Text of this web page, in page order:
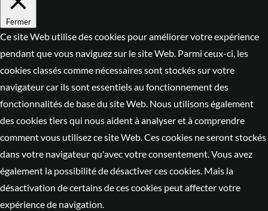
Fermer
Ce site Web utilise des cookies pour améliorer votre expérience
pendant que vous naviguez sur le site Web. Parmi ceux-ci, les
cookies classés comme nécessaires sont stockés sur votre
navigateur car ils sont essentiels au fonctionnement des
fonctionnalités de base du site Web. Nous utilisons également
des cookies tiers qui nous aident à analyser et à comprendre
comment vous utilisez ce site Web. Ces cookies ne seront stockés
dans votre navigateur qu'avec votre consentement. Vous avez
également la possibilité de désactiver ces cookies. Mais la
désactivation de certains de ces cookies peut affecter votre
expérience de navigation.